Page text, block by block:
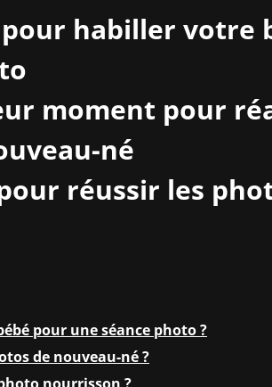
pour habiller votre
moment pour
né
réussir les
pour une séance photo ?
de nouveau-né ?